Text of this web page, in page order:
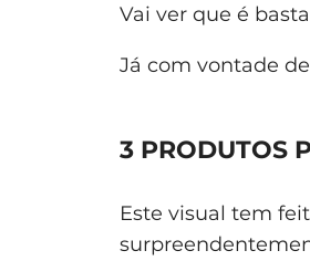
Vai ver que é
Já com vontade
3 PRODUTOS
Este visual tem